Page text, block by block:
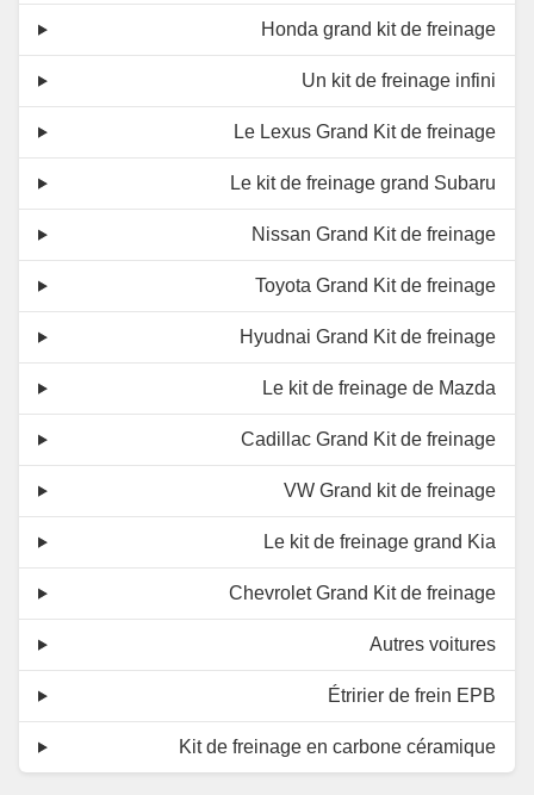
Honda grand kit de freinage
Un kit de freinage infini
Le Lexus Grand Kit de freinage
Le kit de freinage grand Subaru
Nissan Grand Kit de freinage
Toyota Grand Kit de freinage
Hyudnai Grand Kit de freinage
Le kit de freinage de Mazda
Cadillac Grand Kit de freinage
VW Grand kit de freinage
Le kit de freinage grand Kia
Chevrolet Grand Kit de freinage
Autres voitures
Étririer de frein EPB
Kit de freinage en carbone céramique